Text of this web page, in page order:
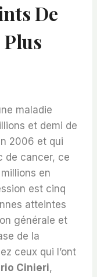
De
maladie
et demi de
2006 et qui
de cancer, ce
en
est cinq
atteintes
générale et
de la
ceux qui l’ont
Cinieri,